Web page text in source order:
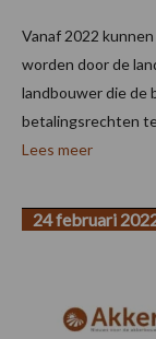
Vanaf 2022
worden door de
landbouwer die de
betalingsrechten
Lees meer
24 februari